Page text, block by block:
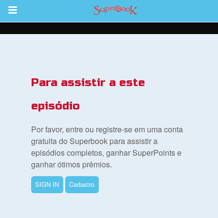
Return to Content
Para assistir a este
episódio
Por favor, entre ou registre-se em uma conta
gratuita do Superbook para assistir a
episódios completos, ganhar SuperPoints e
ganhar ótimos prêmios.
SIGN IN Cadastro